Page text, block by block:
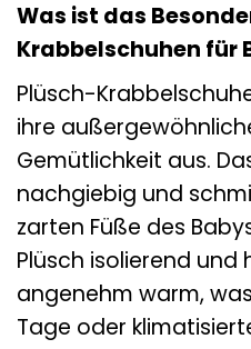
Was ist das
Krabbelschuhen für
Plüsch-
ihre
Gemütlichkeit aus.
nachgiebig und
zarten Füße des
Plüsch isolierend und
angenehm warm,
Tage oder